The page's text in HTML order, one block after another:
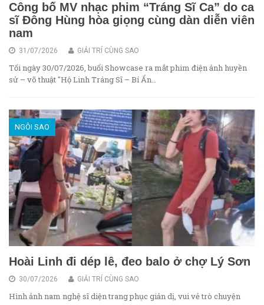
Công bố MV nhạc phim “Tráng Sĩ Ca” do ca
sĩ Đông Hùng hòa giọng cùng dàn diễn viên
nam
31/07/2026 GIẢI TRÍ CÙNG SAO
Tối ngày 30/07/2026, buổi Showcase ra mắt phim điện ảnh huyền
sử – võ thuật "Hộ Linh Tráng Sĩ – Bí Ẩn…
NGÔI SAO
Hoài Linh đi dép lê, đeo balo ở chợ Lý Sơn
30/07/2026 GIẢI TRÍ CÙNG SAO
Hình ảnh nam nghệ sĩ diện trang phục giản dị, vui vẻ trò chuyện